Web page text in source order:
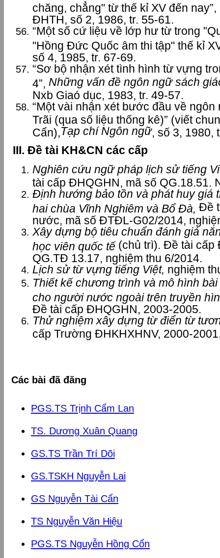
chăng, chẳng" từ thế kỉ XV đến nay”,
ĐHTH, số 2, 1986, tr. 55-61.
“Một số cứ liệu về lớp hư từ trong
"Hồng Đức Quốc âm thi tập" thế kỉ
số 4, 1985, tr. 67-69.
“Sơ bộ nhận xét tình hình từ vựng
4”, Những vấn đề ngôn ngữ sách
Nxb Giaó dục, 1983, tr. 49-57.
“Một vài nhận xét bước đầu về
Trãi (qua số liệu thống kê)” (viết
Cẩn), Tạp chí Ngôn ngữ, số 3, 1980,
III. Đề tài KH&CN các cấp
Nghiên cứu ngữ pháp lịch sử tiếng
tài cấp ĐHQGHN, mã số QG.18.51.
Định hướng bảo tồn và phát huy giá
hai chùa Vĩnh Nghiêm và Bổ Đà, Đề
nước, mã số ĐTĐL-G02/2014,
Xây dựng bộ tiêu chuẩn đánh giá
học viên quốc tế (chủ trì). Đề tài cấp
QG.TĐ 13.17, nghiệm thu 6/2014.
Lịch sử từ vựng tiếng Việt, nghiệm
Thiết kế chương trình và mô hình
cho người nước ngoài trên truyền
Đề tài cấp ĐHQGHN, 2003-2005.
Thử nghiệm xây dựng từ điển từ
cấp Trường ĐHKHXHNV, 2000-
Các bài đã đăng
PGS.TS Trịnh Cẩm Lan
TS. Dương Xuân Quang
GS.TS Trần Trí Dõi
GS.TSKH Nguyễn Lai
GS Nguyễn Tài Cẩn
TS Nguyễn Văn Hiệu
PGS.TS Nguyễn Hồng Cổn